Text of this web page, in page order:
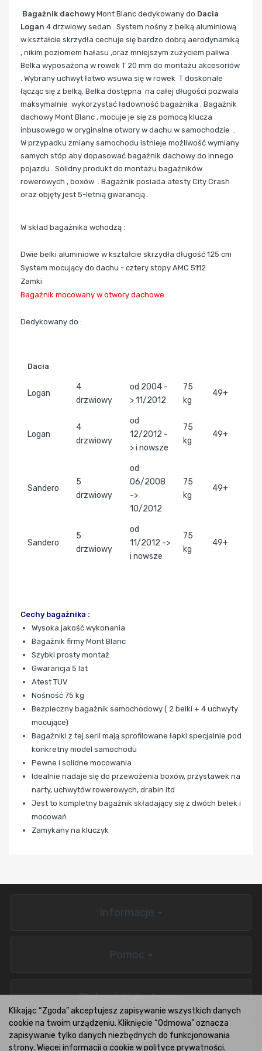
Bagażnik dachowy Mont Blanc dedykowany do Dacia
Logan 4 drzwiowy sedan . System nośny z belką aluminiową
w kształcie skrzydła cechuje się bardzo dobrą aerodynamiką
, nikim poziomem hałasu ,oraz mniejszym zużyciem paliwa .
Belka wyposażona w rowek T 20 mm do montażu akcesoriów
. Wybrany uchwyt łatwo wsuwa się w rowek T doskonale
łącząc się z belką. Belka dostępna na całej długości pozwala
maksymalnie wykorzystać ładowność bagażnika . Bagażnik
dachowy Mont Blanc , mocuje je się za pomocą klucza
inbusowego w oryginalne otwory w dachu w samochodzie .
W przypadku zmiany samochodu istnieje możliwość wymiany
samych stóp aby dopasować bagażnik dachowy do innego
pojazdu . Solidny produkt do montażu bagażników
rowerowych , boxów . Bagażnik posiada atesty City Crash
oraz objęty jest 5-letnią gwarancją .
W skład bagażnika wchodzą :
Dwie belki aluminiowe w kształcie skrzydła długość 125 cm
System mocujący do dachu - cztery stopy AMC 5112
Zamki
Bagażnik mocowany w otwory dachowe
Dedykowany do :
Dacia
Logan
4
drzwiowy
od 2004 -
> 11/2012
75
kg
49+
Logan
4
drzwiowy
od
12/2012 -
> i nowsze
75
kg
49+
Sandero
5
drzwiowy
od
06/2008
->
10/2012
75
kg
49+
Sandero
5
drzwiowy
od
11/2012 ->
i nowsze
75
kg
49+
Cechy bagażnika :
Wysoka jakość wykonania
Bagażnik firmy Mont Blanc
Szybki prosty montaż
Gwarancja 5 lat
Atest TUV
Nośność 75 kg
Bezpieczny bagażnik samochodowy ( 2 belki + 4 uchwyty
mocujące)
Bagażniki z tej serii mają sprofilowane łapki specjalnie pod
konkretny model samochodu
Pewne i solidne mocowania
Idealnie nadaje się do przewożenia boxów, przystawek na
narty, uchwytów rowerowych, drabin itd
Jest to kompletny bagażnik składający się z dwóch belek i
mocowań
Zamykany na kluczyk
Informacje
Pomoc
Płatności i dostawa
BOXCARS.PL
Klikając “Zgoda” akceptujesz zapisywanie wszystkich danych
cookie na twoim urządzeniu. Kliknięcie “Odmowa” oznacza
zapisywanie tylko danych niezbędnych do funkcjonowania
strony. Więcej informacji o cookie wpolityce prywatności.